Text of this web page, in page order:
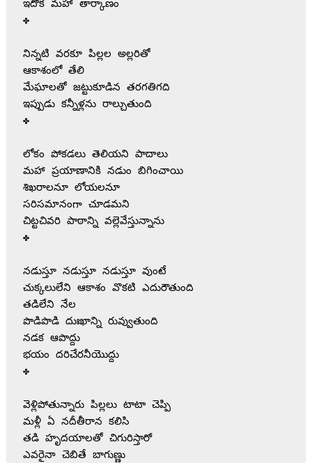
ఇదొక మహా తార్కాణం
✤
నిన్నటి వరకూ పిల్లల అల్లరితో
ఆకాశంలో తేలి
మేఘాలతో జట్టుకూడిన తరగతిగది
ఇప్పుడు కన్నీళ్లను రాల్చుతుంది
✤
లోకం పోకడలు తెలియని పాదాలు
మహా ప్రయాణానికి నడుం బిగించాయి
శిఖరాలనూ లోయలనూ
సరిసమానంగా చూడమని
చిట్టచివరి పాఠాన్ని వల్లెవేస్తున్నాను
✤
నడుస్తూ నడుస్తూ నడుస్తూ వుంటే
చుక్కలులేని ఆకాశం వొకటి ఎదురౌతుంది
తడిలేని నేల
పొడిపొడి దుఃఖాన్ని రువ్వుతుంది
నడక ఆపొద్దు‌
భయం దరిచేరనీయొద్దు
✤
వెళ్లిపోతున్నారు పిల్లలు టాటా చెప్పి
మళ్లీ ఏ నదీతీరాన కలిసి
తడి హృదయాలతో చిగురిస్తారో
ఎవరైనా చెబితే బాగుణ్ణు